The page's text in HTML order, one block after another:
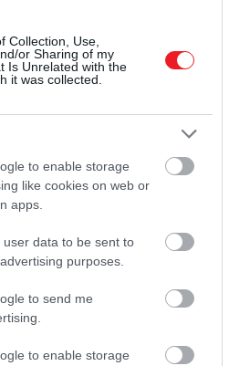
Collection, Use,
or Sharing of my
Is Unrelated with the
it was collected.
to enable storage
like cookies on web or
apps.
user data to be sent to
purposes.
to send me
to enable storage
Shutterstock
ajánljuk!
a túlturizmus ellen
csúcsothozott a
több mint 1,5 milliárd
ami 80 millióval több
összesen 10 ezer milliárd
teszi ki. Európában a